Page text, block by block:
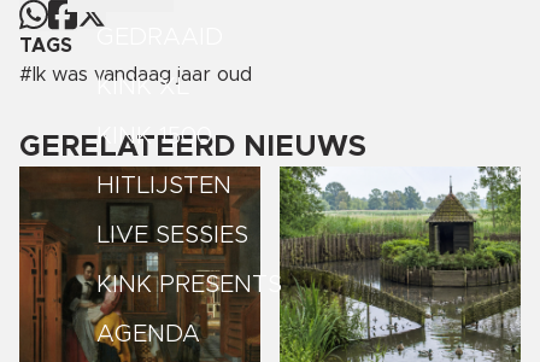
KINK XL
KINK 1500
HITLIJSTEN
LIVE SESSIES
KINK PRESENTS
AGENDA
TAGS
# Ik was vandaag jaar oud
GERELATEERD NIEUWS